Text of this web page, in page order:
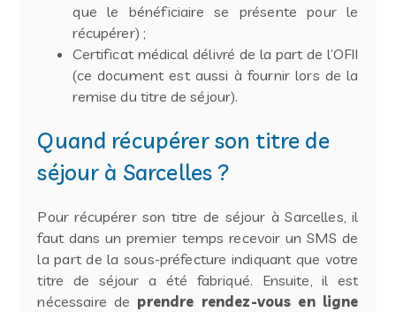
que le bénéficiaire se présente pour le
récupérer) ;
Certificat médical délivré de la part de l’OFII
(ce document est aussi à fournir lors de la
remise du titre de séjour).
Quand récupérer son titre de
séjour à Sarcelles ?
Pour récupérer son titre de séjour à Sarcelles, il
faut dans un premier temps recevoir un SMS de
la part de la sous-préfecture indiquant que votre
titre de séjour a été fabriqué. Ensuite, il est
nécessaire de prendre rendez-vous en ligne